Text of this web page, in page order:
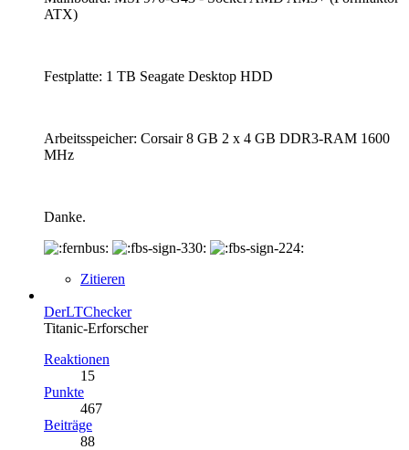
ATX)
Festplatte: 1 TB Seagate Desktop HDD
Arbeitsspeicher: Corsair 8 GB 2 x 4 GB DDR3-RAM 1600
MHz
Danke.
Zitieren
DerLTChecker
Titanic-Erforscher
Reaktionen
15
Punkte
467
Beiträge
88